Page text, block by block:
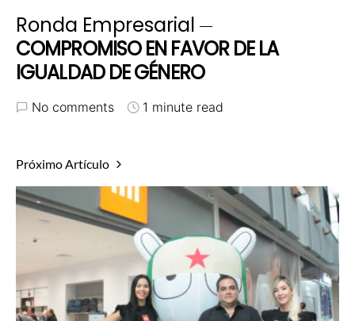
Ronda Empresarial
COMPROMISO EN FAVOR DE LA
IGUALDAD DE GÉNERO
No comments 1 minute read
Próximo Artículo